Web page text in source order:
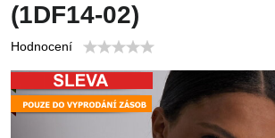
(1DF14-02)
Hodnocení